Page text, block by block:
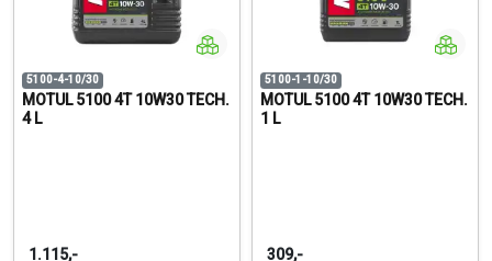
5100-4-10/30
MOTUL 5100 4T 10W30 TECH.
4 L
1.115,-
5100-1-10/30
MOTUL 5100 4T 10W30 TECH.
1 L
309,-